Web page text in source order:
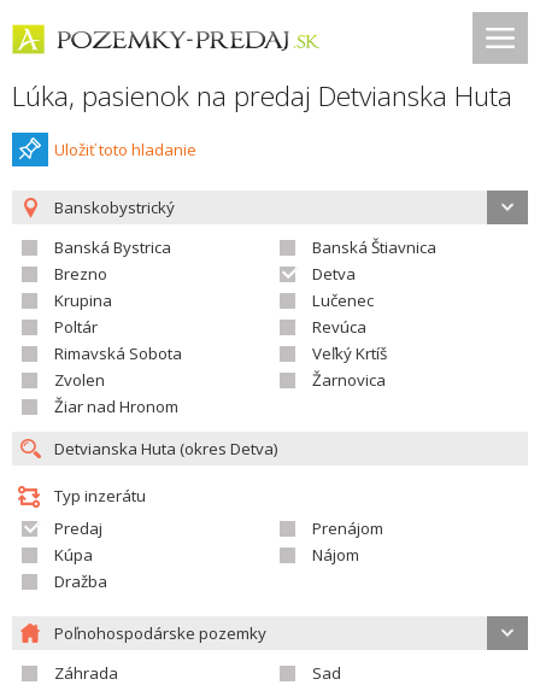
Lúka, pasienok na predaj Detvianska Huta
Uložiť toto hladanie
Banskobystrický
Banská Bystrica
Banská Štiavnica
Brezno
Detva
Krupina
Lučenec
Poltár
Revúca
Rimavská Sobota
Veľký Krtíš
Zvolen
Žarnovica
Žiar nad Hronom
Typ inzerátu
Predaj
Prenájom
Kúpa
Nájom
Dražba
Poľnohospodárske pozemky
Záhrada
Sad